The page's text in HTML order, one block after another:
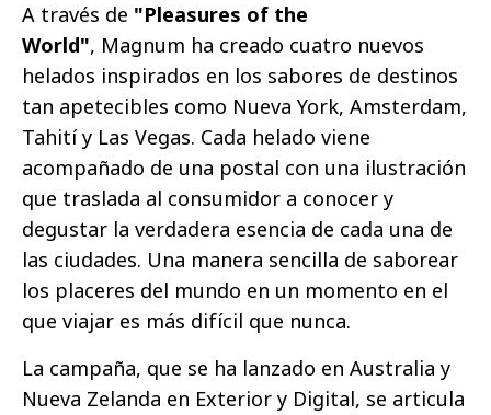
A través de "Pleasures of the
World", Magnum ha creado cuatro nuevos
helados inspirados en los sabores de destinos
tan apetecibles como Nueva York, Amsterdam,
Tahití y Las Vegas. Cada helado viene
acompañado de una postal con una ilustración
que traslada al consumidor a conocer y
degustar la verdadera esencia de cada una de
las ciudades. Una manera sencilla de saborear
los placeres del mundo en un momento en el
que viajar es más difícil que nunca.
La campaña, que se ha lanzado en Australia y
Nueva Zelanda en Exterior y Digital, se articula